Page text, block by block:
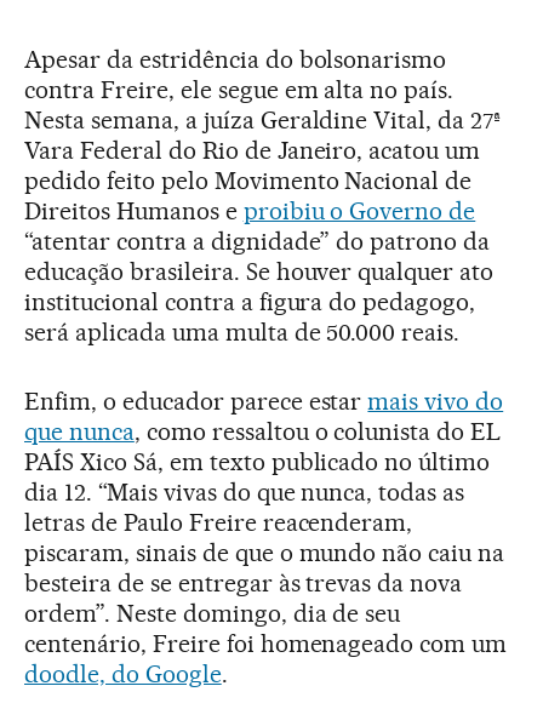
Apesar da estridência do bolsonarismo
contra Freire, ele segue em alta no país.
Nesta semana, a juíza Geraldine Vital, da 27ª
Vara Federal do Rio de Janeiro, acatou um
pedido feito pelo Movimento Nacional de
Direitos Humanos e proibiu o Governo de
“atentar contra a dignidade” do patrono da
educação brasileira. Se houver qualquer ato
institucional contra a figura do pedagogo,
será aplicada uma multa de 50.000 reais.
Enfim, o educador parece estarmais vivo do
que nunca, como ressaltou o colunista do EL
PAÍS Xico Sá, em texto publicado no último
dia 12. “Mais vivas do que nunca, todas as
letras de Paulo Freire reacenderam,
piscaram, sinais de que o mundo não caiu na
besteira de se entregar às trevas da nova
ordem”. Neste domingo, dia de seu
centenário, Freire foi homenageado com um
doodle, do Google.